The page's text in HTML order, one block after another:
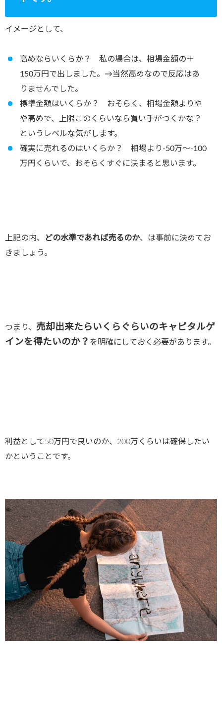
イメージとして、
高めならいくらか？ 私の場合は、相場金額の＋
150万円で出しました。→当然高めなので反応はあ
りませんでした。
標準金額はいくらか？ おそらく、相場金額よりや
や高めで、上限このくらいなら買い手がつくかな？
というレベルな気がします。
確実に売れるのはいくらか？ 相場より-50万～-100
万円くらいで、おそらくすぐに決まると思います。
上記の内、 どの水準であれば売るのか、は事前に決めてお
きましょう。
つまり、 売却出来たらいくらぐらいのキャピタルゲ
インを得たいのか？ を明確にしておく必要があります。
利益として50万円で良いのか、200万くらいは確保したい
かということです。